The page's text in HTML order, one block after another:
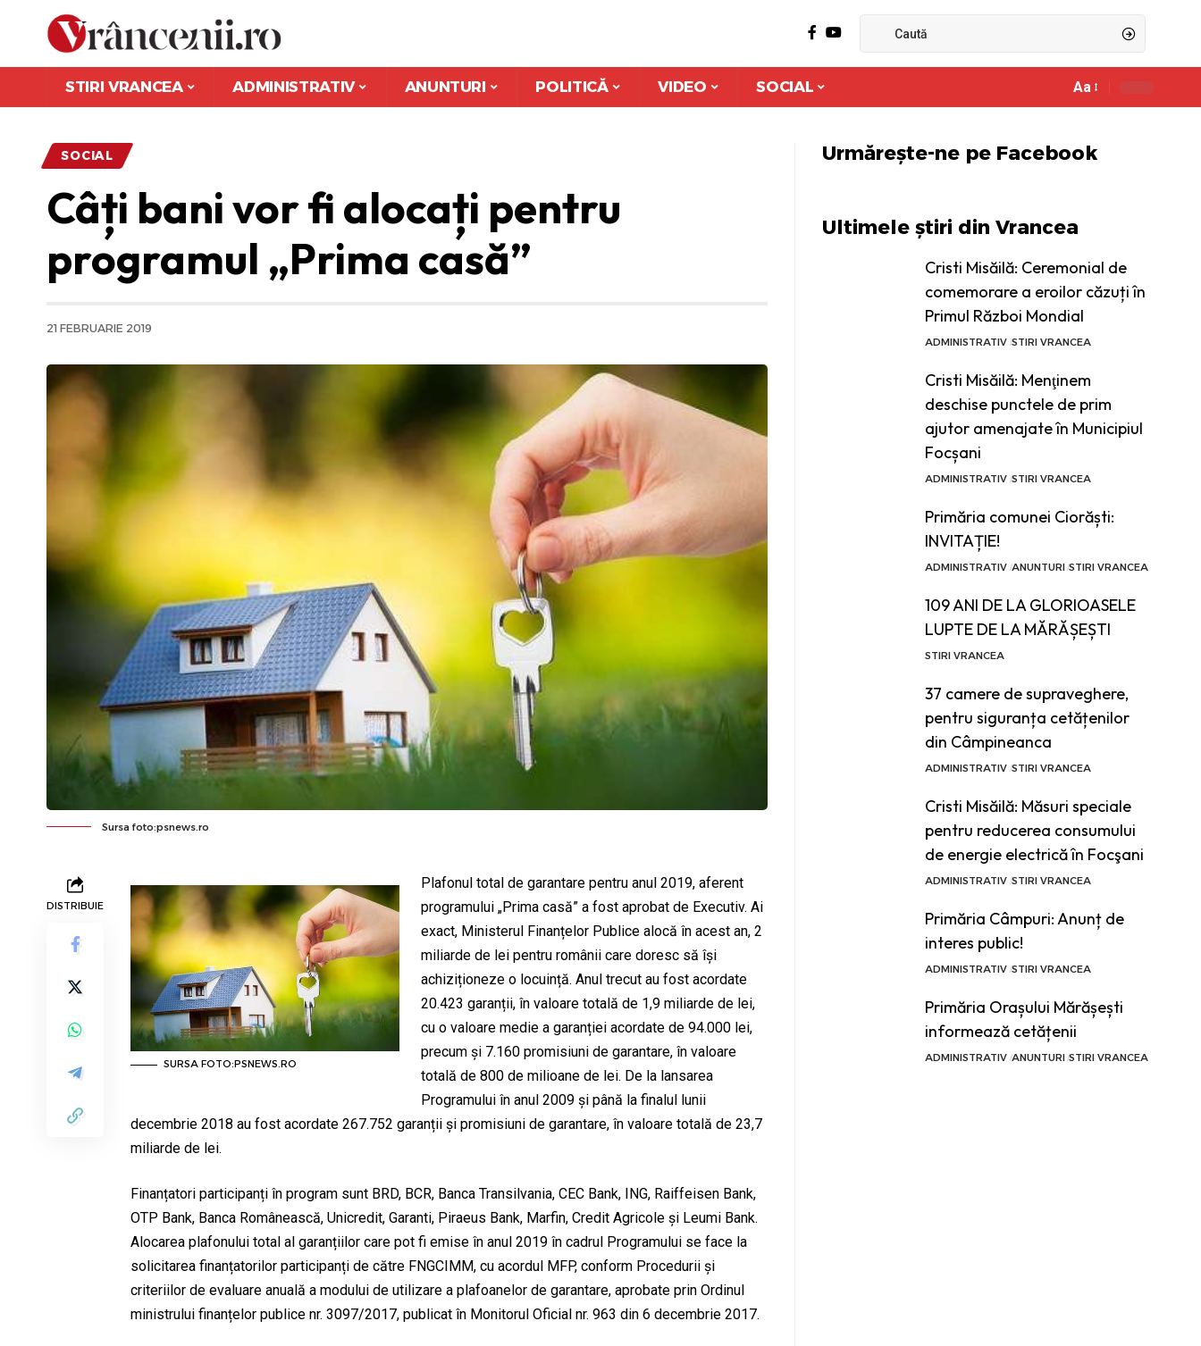
STIRI VRANCEA ADMINISTRATIV ANUNTURI POLITICĂ VIDEO SOCIAL
Ajustor
font
Aa
SOCIAL
Câți bani vor fi alocați pentru
programul „Prima casă”
21 FEBRUARIE 2019
Sursa foto:psnews.ro
DISTRIBUIE
SURSA FOTO:PSNEWS.RO
Plafonul total de garantare pentru anul 2019, aferent
programului „Prima casă” a fost aprobat de Executiv. Ai
exact, Ministerul Finanțelor Publice alocă în acest an, 2
miliarde de lei pentru românii care doresc să își
achiziționeze o locuință. Anul trecut au fost acordate
20.423 garanții, în valoare totală de 1,9 miliarde de lei,
cu o valoare medie a garanției acordate de 94.000 lei,
precum și 7.160 promisiuni de garantare, în valoare
totală de 800 de milioane de lei. De la lansarea
Programului în anul 2009 şi până la finalul lunii
decembrie 2018 au fost acordate 267.752 garanții și promisiuni de garantare, în valoare totală de 23,7
miliarde de lei.
Finanțatori participanți în program sunt BRD, BCR, Banca Transilvania, CEC Bank, ING, Raiffeisen Bank,
OTP Bank, Banca Românească, Unicredit, Garanti, Piraeus Bank, Marfin, Credit Agricole și Leumi Bank.
Alocarea plafonului total al garanțiilor care pot fi emise în anul 2019 în cadrul Programului se face la
solicitarea finanțatorilor participanți de către FNGCIMM, cu acordul MFP, conform Procedurii și
criteriilor de evaluare anuală a modului de utilizare a plafoanelor de garantare, aprobate prin Ordinul
ministrului finanțelor publice nr. 3097/2017, publicat în Monitorul Oficial nr. 963 din 6 decembrie 2017.
Urmărește-ne pe Facebook
Ultimele știri din Vrancea
Cristi Misăilă: Ceremonial de
comemorare a eroilor căzuți în
Primul Război Mondial
ADMINISTRATIV STIRI VRANCEA
Cristi Misăilă: Menţinem
deschise punctele de prim
ajutor amenajate în Municipiul
Focșani
ADMINISTRATIV STIRI VRANCEA
Primăria comunei Ciorăști:
INVITAȚIE!
ADMINISTRATIV ANUNTURI STIRI VRANCEA
109 ANI DE LA GLORIOASELE
LUPTE DE LA MĂRĂȘEȘTI
STIRI VRANCEA
37 camere de supraveghere,
pentru siguranța cetățenilor
din Câmpineanca
ADMINISTRATIV STIRI VRANCEA
Cristi Misăilă: Măsuri speciale
pentru reducerea consumului
de energie electrică în Focşani
ADMINISTRATIV STIRI VRANCEA
Primăria Câmpuri: Anunț de
interes public!
ADMINISTRATIV STIRI VRANCEA
Primăria Orașului Mărășești
informează cetățenii
ADMINISTRATIV ANUNTURI STIRI VRANCEA